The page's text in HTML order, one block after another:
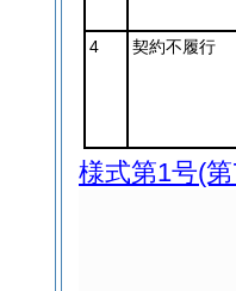
4 契約不履行
様式第1号(